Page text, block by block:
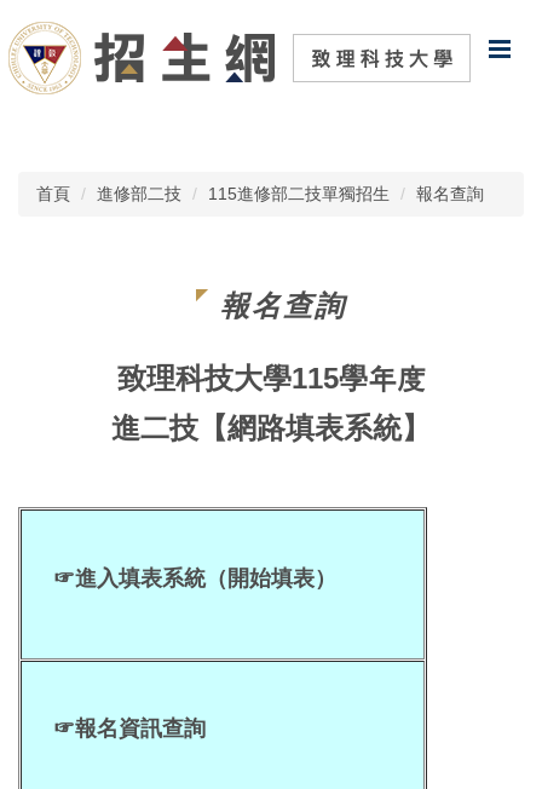
到
主
要
首頁 進修部二技 115進修部二技單獨招生 報名查詢
報名查詢
致理科技大學115學年度
進二技 【網路填表系統】
☞進入填表系統（開始填表）
☞報名資訊查詢